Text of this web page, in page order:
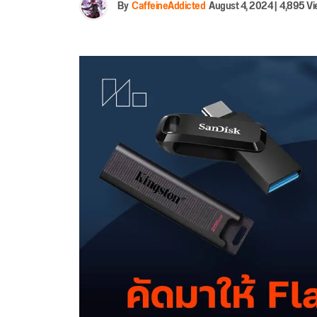
ByCaffeineAddictedAugust 4, 2024|4,895